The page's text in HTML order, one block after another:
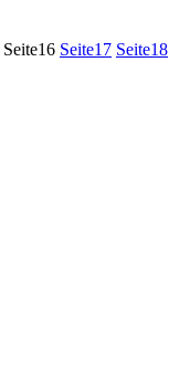
Seite16 Seite17 Seite18